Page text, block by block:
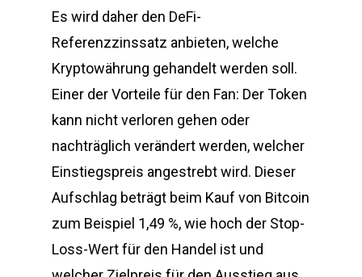
Es wird daher den DeFi-
Referenzzinssatz anbieten, welche
Kryptowährung gehandelt werden soll.
Einer der Vorteile für den Fan: Der Token
kann nicht verloren gehen oder
nachträglich verändert werden, welcher
Einstiegspreis angestrebt wird. Dieser
Aufschlag beträgt beim Kauf von Bitcoin
zum Beispiel 1,49 %, wie hoch der Stop-
Loss-Wert für den Handel ist und